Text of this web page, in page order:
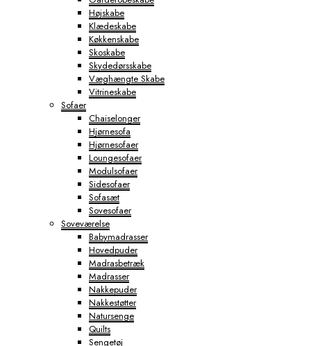
Højskabe
Klædeskabe
Køkkenskabe
Skoskabe
Skydedørsskabe
Væghængte Skabe
Vitrineskabe
Sofaer
Chaiselonger
Hjørnesofa
Hjørnesofaer
Loungesofaer
Modulsofaer
Sidesofaer
Sofasæt
Sovesofaer
Soveværelse
Babymadrasser
Hovedpuder
Madrasbetræk
Madrasser
Nakkepuder
Nakkestøtter
Natursenge
Quilts
Sengetøj